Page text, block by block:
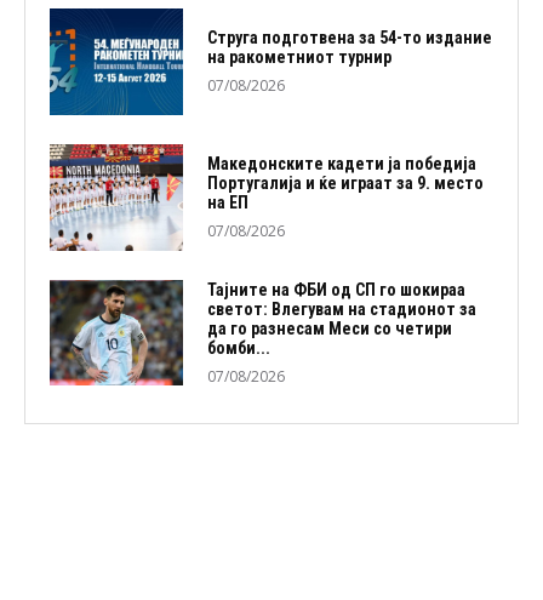
Струга подготвена за 54-то издание
на ракометниот турнир
07/08/2026
Македонските кадети ја победија
Португалија и ќе играат за 9. место
на ЕП
07/08/2026
Тајните на ФБИ од СП го шокираа
светот: Влегувам на стадионот за
да го разнесам Меси со четири
бомби...
07/08/2026